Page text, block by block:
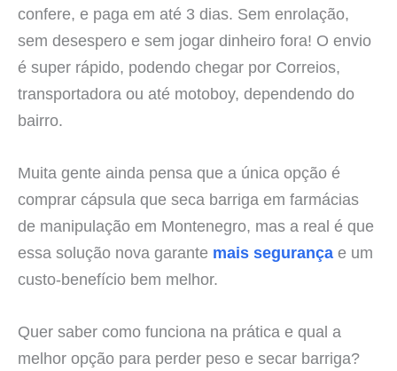
confere, e paga em até 3 dias. Sem enrolação,
sem desespero e sem jogar dinheiro fora! O envio
é super rápido, podendo chegar por Correios,
transportadora ou até motoboy, dependendo do
bairro.
Muita gente ainda pensa que a única opção é
comprar cápsula que seca barriga em farmácias
de manipulação em Montenegro, mas a real é que
essa solução nova garante mais segurança e um
custo-benefício bem melhor.
Quer saber como funciona na prática e qual a
melhor opção para perder peso e secar barriga?